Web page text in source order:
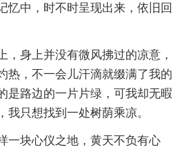
忆中，时不时呈现出来，依旧回
，身上并没有微风拂过的凉意，
热，不一会儿汗滴就缀满了我的
是路边的一片片绿，可我却无暇
我只想找到一处树荫乘凉。
一块心仪之地，黄天不负有心